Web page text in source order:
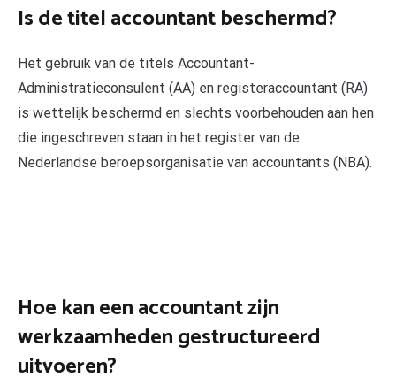
Is de titel accountant beschermd?
Het gebruik van de titels Accountant-
Administratieconsulent (AA) en registeraccountant (RA)
is wettelijk beschermd en slechts voorbehouden aan hen
die ingeschreven staan in het register van de
Nederlandse beroepsorganisatie van accountants (NBA).
Hoe kan een accountant zijn
werkzaamheden gestructureerd
uitvoeren?